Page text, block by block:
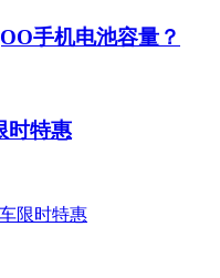
手机电池容量？
时特惠